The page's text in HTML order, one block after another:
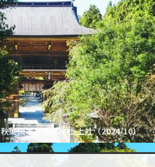
秋葉山本宮秋葉神社 上社（2024/10）